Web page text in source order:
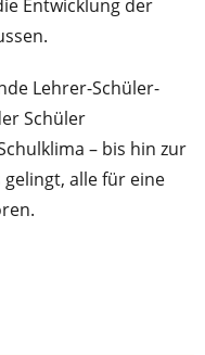
Entwicklung der
Lehrer-Schüler-
Schüler
– bis hin zur
alle für eine